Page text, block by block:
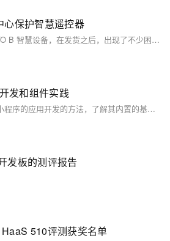
心保护智慧遥控器
在物联网领域中，我们的 TO B 智慧设备，在发货之后，出现了不少困扰我们的安全问题，比如会被恶意安装应用，访问非法网站等，增加厂家的运维成本。 同时设备上的一些技术机密也容易被好事之人破解，对厂商构成商业损失，直到我们发现了阿里云物联网的一款安全防护产品 -- IoT 安全中心。它主打的 ID² 和安全运营有效的解决了我们的痛点。
发和组件实践
通过实验，了解阿里云IoT小程序的应用开发的方法，了解其内置的基础组件使用，以及基于Vue.js实现可复用的自定义组件的方法。
发板的测评报告
HaaS 510评测获奖名单